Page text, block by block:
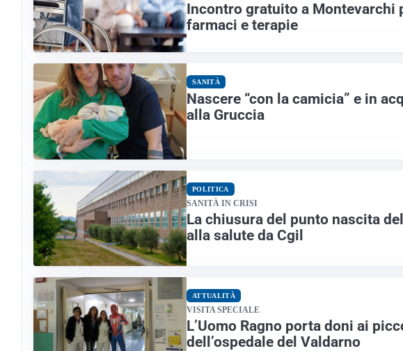
Incontro gratuito a Montevarchi
farmaci e terapie
SANITÀ
Nascere “con la camicia” e in
alla Gruccia
POLITICA
SANITÀ IN CRISI
La chiusura del punto nascita
alla salute da Cgil
ATTUALITÀ
VISITA SPECIALE
L’Uomo Ragno porta doni ai
dell’ospedale del Valdarno